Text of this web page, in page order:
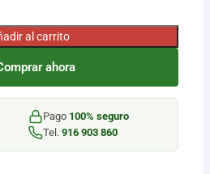
al carrito
ahora
Pago 100% seguro
Tel. 916 903 860